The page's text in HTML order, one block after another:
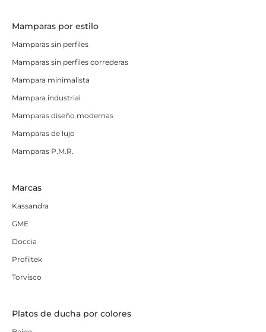
Mamparas por estilo
Mamparas sin perfiles
Mamparas sin perfiles correderas
Mampara minimalista
Mampara industrial
Mamparas diseño modernas
Mamparas de lujo
Mamparas P.M.R.
Marcas
Kassandra
GME
Doccia
Profiltek
Torvisco
Platos de ducha por colores